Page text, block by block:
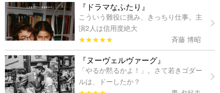
『ドラマなふたり』
こういう難役に挑み、きっちり仕事。主
演2人は信用度絶大
★★★★★
斉藤 博昭
『ヌーヴェルヴァーグ』
「やるか黙るかよ！」。さて若きゴダー
ルは、ドーしたか？